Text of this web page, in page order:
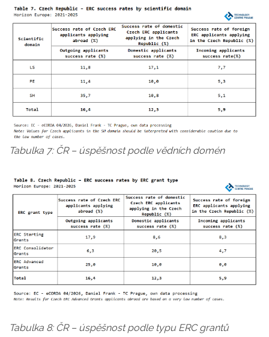
Tabulka 7: ČR – úspěšnost podle vědních domén
Tabulka 8: ČR – úspěšnost podle typu ERC grantů